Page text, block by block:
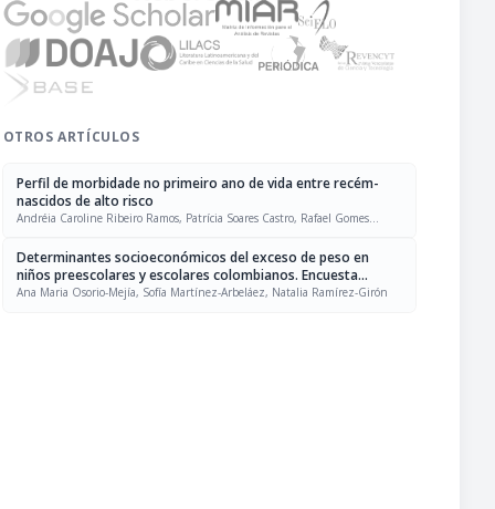
OTROS ARTÍCULOS
Perfil de morbidade no primeiro ano de vida entre recém-
nascidos de alto risco
Andréia Caroline Ribeiro Ramos, Patrícia Soares Castro, Rafael Gomes
Determinantes socioeconómicos del exceso de peso en
niños preescolares y escolares colombianos. Encuesta
Nacional de Situación Nutricional 2015
Ana Maria Osorio-Mejía, Sofía Martínez-Arbeláez, Natalia Ramírez-Girón